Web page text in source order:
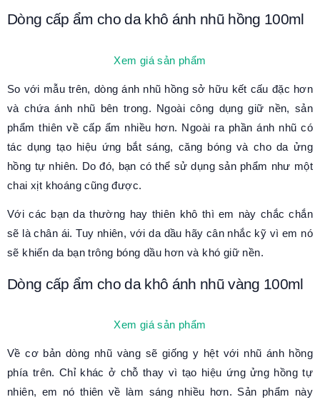
Dòng cấp ẩm cho da khô ánh nhũ hồng 100ml
Xem giá sản phẩm
So với mẫu trên, dòng ánh nhũ hồng sở hữu kết cấu đặc hơn
và chứa ánh nhũ bên trong. Ngoài công dụng giữ nền, sản
phẩm thiên về cấp ẩm nhiều hơn. Ngoài ra phần ánh nhũ có
tác dụng tạo hiệu ứng bắt sáng, căng bóng và cho da ửng
hồng tự nhiên. Do đó, bạn có thể sử dụng sản phẩm như một
chai xịt khoáng cũng được.
Với các bạn da thường hay thiên khô thì em này chắc chắn
sẽ là chân ái. Tuy nhiên, với da dầu hãy cân nhắc kỹ vì em nó
sẽ khiến da bạn trông bóng dầu hơn và khó giữ nền.
Dòng cấp ẩm cho da khô ánh nhũ vàng 100ml
Xem giá sản phẩm
Về cơ bản dòng nhũ vàng sẽ giống y hệt với nhũ ánh hồng
phía trên. Chỉ khác ở chỗ thay vì tạo hiệu ứng ửng hồng tự
nhiên, em nó thiên về làm sáng nhiều hơn. Sản phẩm này